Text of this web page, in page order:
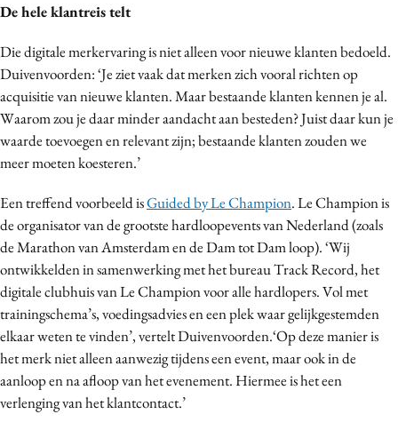
De hele klantreis telt
Die digitale merkervaring is niet alleen voor nieuwe klanten bedoeld.
Duivenvoorden: ‘Je ziet vaak dat merken zich vooral richten op
acquisitie van nieuwe klanten. Maar bestaande klanten kennen je al.
Waarom zou je daar minder aandacht aan besteden? Juist daar kun je
waarde toevoegen en relevant zijn; bestaande klanten zouden we
meer moeten koesteren.’
Een treffend voorbeeld isGuided by Le Champion. Le Champion is
de organisator van de grootste hardloopevents van Nederland (zoals
de Marathon van Amsterdam en de Dam tot Dam loop). ‘Wij
ontwikkelden in samenwerking met het bureau Track Record, het
digitale clubhuis van Le Champion voor alle hardlopers. Vol met
trainingschema’s, voedingsadvies en een plek waar gelijkgestemden
elkaar weten te vinden’, vertelt Duivenvoorden.‘Op deze manier is
het merk niet alleen aanwezig tijdens een event, maar ook in de
aanloop en na afloop van het evenement. Hiermee is het een
verlenging van het klantcontact.’